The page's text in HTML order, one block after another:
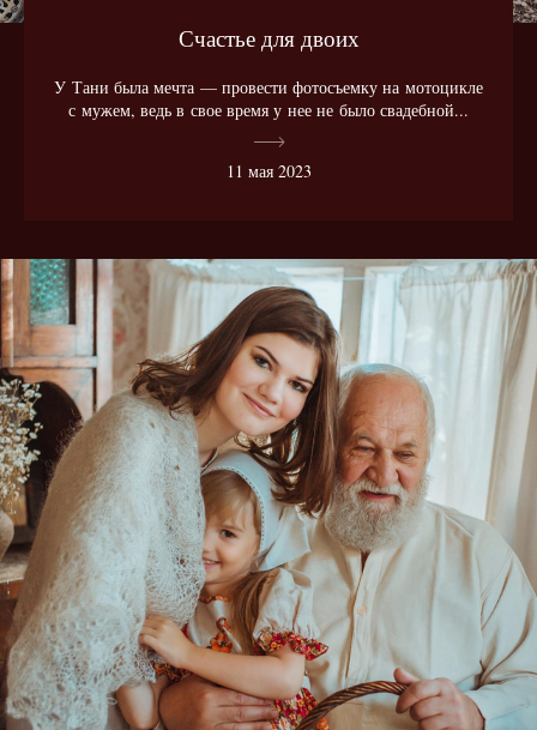
Счастье для двоих
У Тани была мечта — провести фотосъемку на мотоцикле
с мужем, ведь в свое время у нее не было свадебной...
11 мая 2023